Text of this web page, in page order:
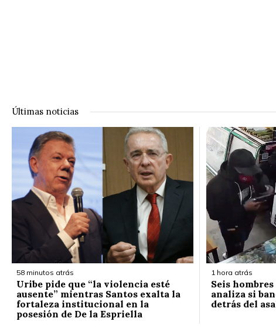
Últimas noticias
58 minutos atrás
Uribe pide que “la violencia esté
ausente” mientras Santos exalta la
fortaleza institucional en la
posesión de De la Espriella
1 hora atrás
Seis
analiza si
detrás del